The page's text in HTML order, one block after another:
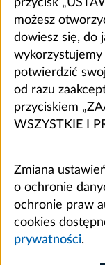
możesz
dowiesz się, do
potwierdzić
od razu
przyciskiem
WSZYSTKIE I
Zmiana
o ochronie
ochronie praw
cookies
prywatności.